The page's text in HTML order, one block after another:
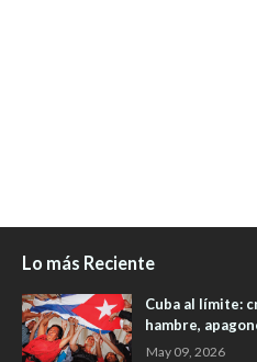
Lo más Reciente
Cuba al límite:
hambre,
May 09, 2026